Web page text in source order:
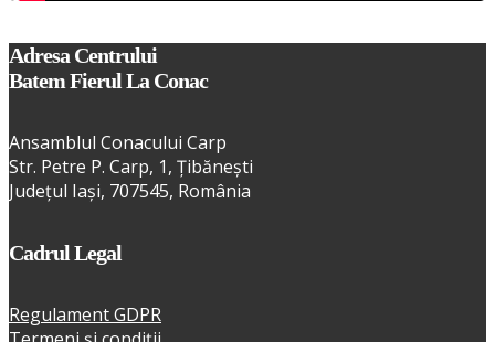
Adresa Centrului
Batem Fierul La Conac
Ansamblul Conacului Carp
Str. Petre P. Carp, 1, Țibănești
Județul Iași, 707545, România
Cadrul Legal
Regulament GDPR